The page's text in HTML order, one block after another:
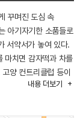
꾸며진 도심 속
아기자기한 소품들로
서약서가 놓여 있다.
마치면 감자떡과 차를
양 컨트리클럽 등이
내용 더보기